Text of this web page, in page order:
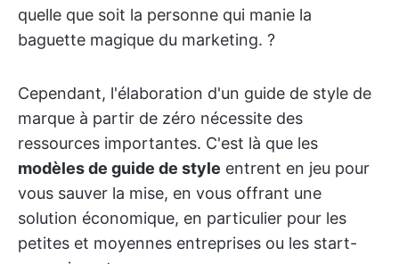
quelle que soit la personne qui manie la
baguette magique du marketing. ?
Cependant, l'élaboration d'un guide de style de
marque à partir de zéro nécessite des
ressources importantes. C'est là que les
modèles de guide de style entrent en jeu pour
vous sauver la mise, en vous offrant une
solution économique, en particulier pour les
petites et moyennes entreprises ou les start-